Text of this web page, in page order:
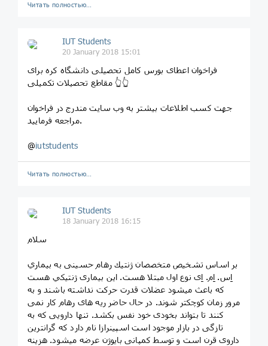
Читать полностью…
IUT Students
20 January 2018 15:01
فراخوان اعطای بورس کامل تحصیلی دانشگاه کره برای
مقاطع تحصیلات تکمیلی 👆👆
جهت کسب اطلاعات بیشتر به وب سایت مندرج در فراخوان
مراجعه فرمایید.
@iutstudents
Читать полностью…
IUT Students
18 January 2018 16:15
سلام
بر اساس تشخيص متخصصان ژنتيك رهام حسينى به بيماري
اِس. اِم. اِى نوع اول مبتلا هست. اين بيمارى ژنتيكي هست
كه باعث ميشود عضلات قدرت حركت نداشته باشند و به
مرور زمان كوچكتر شوند. در حال حاضر ريه هاى رهام كار نمى
كنند تا بتواند بخودى خود نفس بكشد. تنها دارويى كه به
تازگى در بازار موجود است اسپينرازا نام دارد كه گرانترين
داروى قرن است و توسط كمپانى بايوژن عرضه ميشود. هزينه